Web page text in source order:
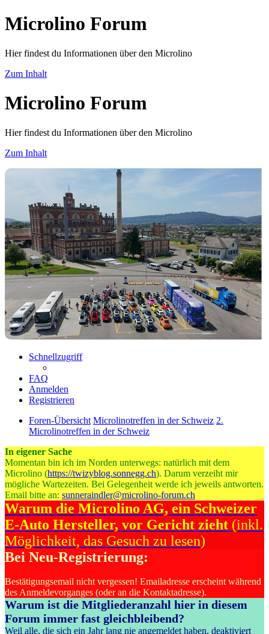
Microlino Forum
Hier findest du Informationen über den Microlino
Zum Inhalt
Microlino Forum
Hier findest du Informationen über den Microlino
Zum Inhalt
Schnellzugriff
FAQ
Anmelden
Registrieren
Foren-Übersicht Microlinotreffen in der Schweiz 2.
Microlinotreffen in der Schweiz
In eigener Sache
Momentan bin ich im Norden unterwegs: natürlich mit dem
Microlino (https://twizyblog.sonnegg.ch). Darum verzeiht mir
mögliche Wartezeiten. Bei Gelegenheit werde ich jeweils antworten.
Email bitte an: sunneraindler@microlino-forum.ch
Warum die Microlino AG, ein Schweizer
E-Auto Hersteller, vor Gericht zieht (inkl.
Möglichkeit, das Gesuch zu lesen)
Bei Neu-Registrierung:
Bestätigungsemail nicht vergessen! Emailadresse erscheint während
des Anmeldevorganges (oder an die Kontaktadresse).
Warum ist die Mitgliederanzahl hier in diesem
Forum immer fast gleichbleibend?
Weil alle, die sich ein Jahr lang nie angemeldet haben, deaktiviert